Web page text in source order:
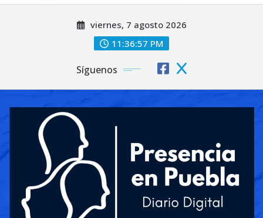
viernes, 7 agosto 2026
11:36:59 PM
Síguenos